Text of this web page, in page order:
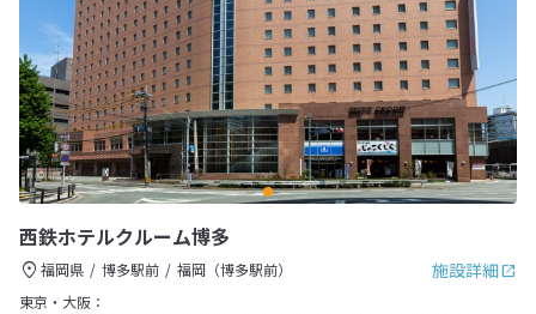
西鉄ホテルクルーム博多
施設詳細
福岡県 博多駅前
福岡（博多駅前）
東京・大阪：